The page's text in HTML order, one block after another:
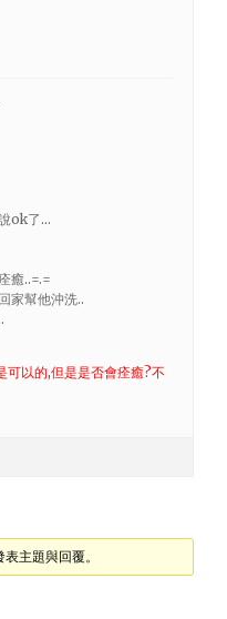
ok了…
癒..=.=
家幫他沖洗..
可以的,但是是否會痊癒?不
主題與回覆。